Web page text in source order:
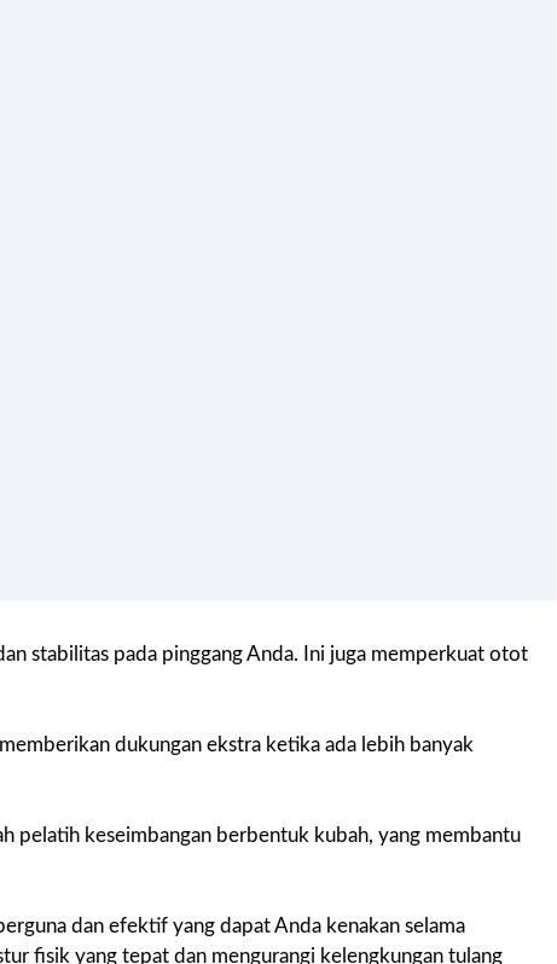
stabilitas pada pinggang Anda. Ini juga memperkuat otot
dukungan ekstra ketika ada lebih banyak
pelatih keseimbangan berbentuk kubah, yang membantu
dan efektif yang dapat Anda kenakan selama
fisik yang tepat dan mengurangi kelengkungan tulang